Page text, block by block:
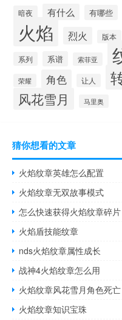
暗夜 有什么 有哪些
火焰 烈火 版本
系列 系谱 索菲亚
荣耀 角色 让人
风花雪月 马里奥
猜你想看的文章
火焰纹章英雄怎么配置
火焰纹章无双故事模式
怎么快速获得火焰纹章碎片
火焰盾技能纹章
nds火焰纹章属性成长
战神4火焰纹章怎么用
火焰纹章风花雪月角色死亡
火焰纹章知识宝珠